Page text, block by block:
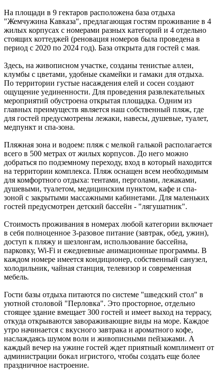
На площади в 9 гектаров расположена база отдыха
"Жемчужина Кавказа", предлагающая гостям проживание в 4
жилых корпусах с номерами разных категорий и 4 отдельно
стоящих коттеджей (реновация номеров была проведена в
период с 2020 по 2024 год). База открыта для гостей с мая.
Здесь, на живописном участке, созданы тенистые аллеи,
клумбы с цветами, удобные скамейки и гамаки для отдыха.
По территории густые насаждения елей и сосен создают
ощущение уединенности. Для проведения развлекательных
мероприятий обустроена открытая площадка. Одним из
главных преимуществ является наш собственный пляж, где
для гостей предусмотрены лежаки, навесы, душевые, туалет,
медпункт и спа-зона.
Пляжная зона и водоем: пляж с мелкой галькой располагается
всего в 500 метрах от жилых корпусов. До него можно
добраться по подземному переходу, вход в который находится
на территории комплекса. Пляж оснащен всем необходимым
для комфортного отдыха: тентами, перголами, лежаками,
душевыми, туалетом, медицинским пунктом, кафе и спа-
зоной с закрытыми массажными кабинетами. Для маленьких
гостей предусмотрен детский бассейн - "лягушатник".
Стоимость проживания в номерах любой категории включает
в себя полноценное 3-разовое питание (завтрак, обед, ужин),
доступ к пляжу и шезлонгам, использование бассейна,
парковку, Wi-Fi и ежедневные анимационные программы. В
каждом номере имеется кондиционер, собственный санузел,
холодильник, чайная станция, телевизор и современная
мебель.
Гости базы отдыха питаются по системе "шведский стол" в
уютной столовой "Перловка". Это просторное, отдельно
стоящее здание вмещает 300 гостей и имеет выход на террасу,
откуда открываются завораживающие виды на море. Каждое
утро начинается с вкусного завтрака и ароматного кофе,
наслаждаясь шумом волн и живописными пейзажами. А
каждый вечер на ужине гостей ждет приятный комплимент от
администрации бокал игристого, чтобы создать еще более
праздничное настроение.